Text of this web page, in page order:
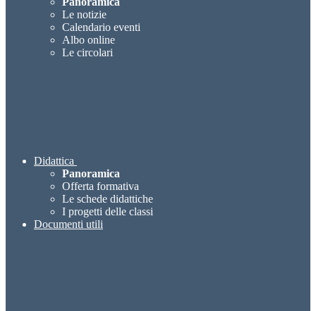
Le notizie
Calendario eventi
Albo online
Le circolari
Didattica
Panoramica
Offerta formativa
Le schede didattiche
I progetti delle classi
Documenti utili